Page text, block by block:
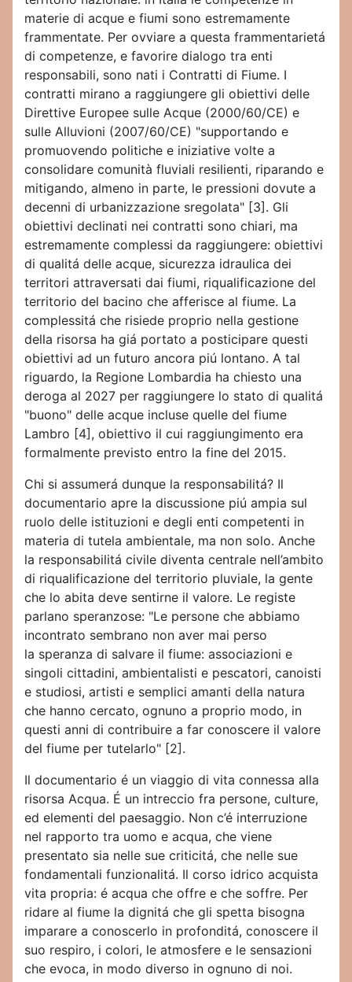
materie di acque e fiumi sono estremamente
frammentate. Per ovviare a questa frammentarietá
di competenze, e favorire dialogo tra enti
responsabili, sono nati i Contratti di Fiume. I
contratti mirano a raggiungere gli obiettivi delle
Direttive Europee sulle Acque (2000/60/CE) e
sulle Alluvioni (2007/60/CE) "supportando e
promuovendo politiche e iniziative volte a
consolidare comunità fluviali resilienti, riparando e
mitigando, almeno in parte, le pressioni dovute a
decenni di urbanizzazione sregolata" [3]. Gli
obiettivi declinati nei contratti sono chiari, ma
estremamente complessi da raggiungere: obiettivi
di qualitá delle acque, sicurezza idraulica dei
territori attraversati dai fiumi, riqualificazione del
territorio del bacino che afferisce al fiume. La
complessitá che risiede proprio nella gestione
della risorsa ha giá portato a posticipare questi
obiettivi ad un futuro ancora piú lontano. A tal
riguardo, la Regione Lombardia ha chiesto una
deroga al 2027 per raggiungere lo stato di qualitá
"buono" delle acque incluse quelle del fiume
Lambro [4], obiettivo il cui raggiungimento era
formalmente previsto entro la fine del 2015.
Chi si assumerá dunque la responsabilitá? Il
documentario apre la discussione piú ampia sul
ruolo delle istituzioni e degli enti competenti in
materia di tutela ambientale, ma non solo. Anche
la responsabilitá civile diventa centrale nell’ambito
di riqualificazione del territorio pluviale, la gente
che lo abita deve sentirne il valore. Le registe
parlano speranzose: "Le persone che abbiamo
incontrato sembrano non aver mai perso
la speranza di salvare il fiume: associazioni e
singoli cittadini, ambientalisti e pescatori, canoisti
e studiosi, artisti e semplici amanti della natura
che hanno cercato, ognuno a proprio modo, in
questi anni di contribuire a far conoscere il valore
del fiume per tutelarlo" [2].
Il documentario é un viaggio di vita connessa alla
risorsa Acqua. É un intreccio fra persone, culture,
ed elementi del paesaggio. Non c’é interruzione
nel rapporto tra uomo e acqua, che viene
presentato sia nelle sue criticitá, che nelle sue
fondamentali funzionalitá. Il corso idrico acquista
vita propria: é acqua che offre e che soffre. Per
ridare al fiume la dignitá che gli spetta bisogna
imparare a conoscerlo in profonditá, conoscere il
suo respiro, i colori, le atmosfere e le sensazioni
che evoca, in modo diverso in ognuno di noi.